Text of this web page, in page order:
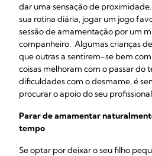
dar uma sensação de
sua rotina diária, jogar um jogo
sessão de amamentação por um
companheiro. Algumas crianças
que outras a sentirem-se bem
coisas melhoram com o passar do
dificuldades com o desmame, é
procurar o apoio do seu
Parar de amamentar
tempo
Se optar por deixar o seu filho